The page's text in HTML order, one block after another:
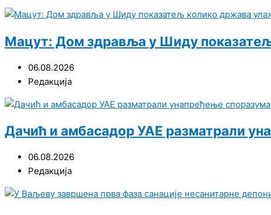
Мацут: Дом здравља у Шиду
06.08.2026
Редакција
Дачић и амбасадор УАЕ разматрали
06.08.2026
Редакција